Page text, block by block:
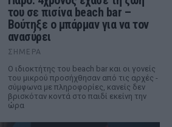
του σε πισίνα beach bar –
Βούτηξε ο μπάρμαν για να τον
ανασύρει
ΣΉΜΕΡΑ
Ο ιδιοκτήτης του beach bar και οι γονείς
του μικρού προσήχθησαν από τις αρχές -
σύμφωνα με πληροφορίες, κανείς δεν
βρισκόταν κοντά στο παιδί εκείνη την
ώρα